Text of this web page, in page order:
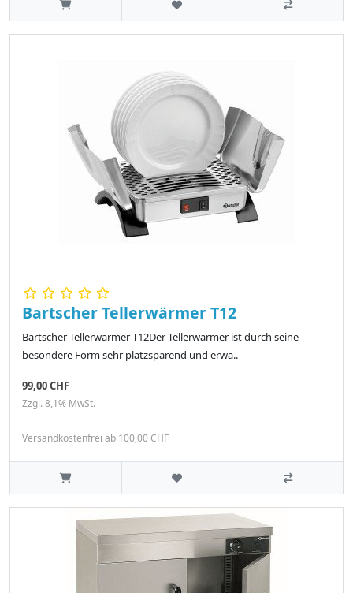
Bartscher Tellerwärmer T12
Bartscher Tellerwärmer T12Der Tellerwärmer ist durch seine
besondere Form sehr platzsparend und erwä..
99,00 CHF
Zzgl. 8,1% MwSt.
Versandkostenfrei ab 100,00 CHF